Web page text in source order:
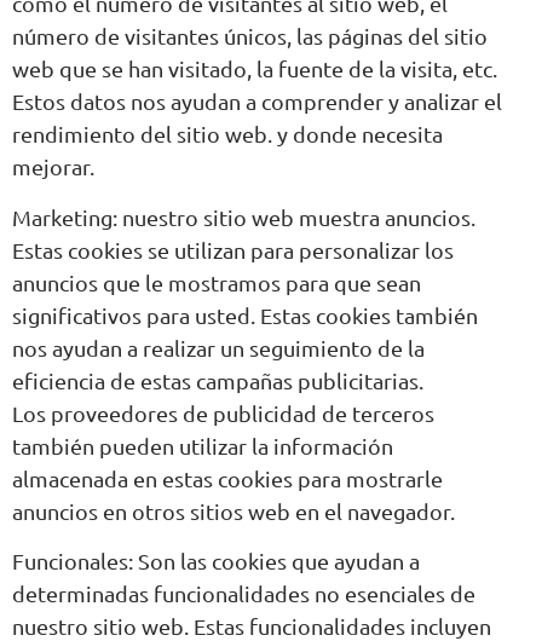
número de visitantes únicos, las páginas del sitio
web que se han visitado, la fuente de la visita, etc.
Estos datos nos ayudan a comprender y analizar el
rendimiento del sitio web. y donde necesita
mejorar.
Marketing: nuestro sitio web muestra anuncios.
Estas cookies se utilizan para personalizar los
anuncios que le mostramos para que sean
significativos para usted. Estas cookies también
nos ayudan a realizar un seguimiento de la
eficiencia de estas campañas publicitarias.
Los proveedores de publicidad de terceros
también pueden utilizar la información
almacenada en estas cookies para mostrarle
anuncios en otros sitios web en el navegador.
Funcionales: Son las cookies que ayudan a
determinadas funcionalidades no esenciales de
nuestro sitio web. Estas funcionalidades incluyen